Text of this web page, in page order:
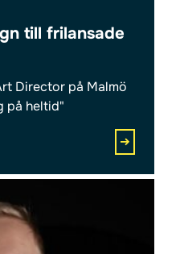
till frilansade
Director på Malmö
på heltid"